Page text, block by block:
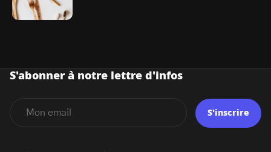
S'abonner à notre lettre d'infos
S'inscrire